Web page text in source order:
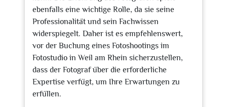
ebenfalls eine wichtige Rolle, da sie seine
Professionalität und sein Fachwissen
widerspiegelt. Daher ist es empfehlenswert,
vor der Buchung eines Fotoshootings im
Fotostudio in Weil am Rhein sicherzustellen,
dass der Fotograf über die erforderliche
Expertise verfügt, um Ihre Erwartungen zu
erfüllen.